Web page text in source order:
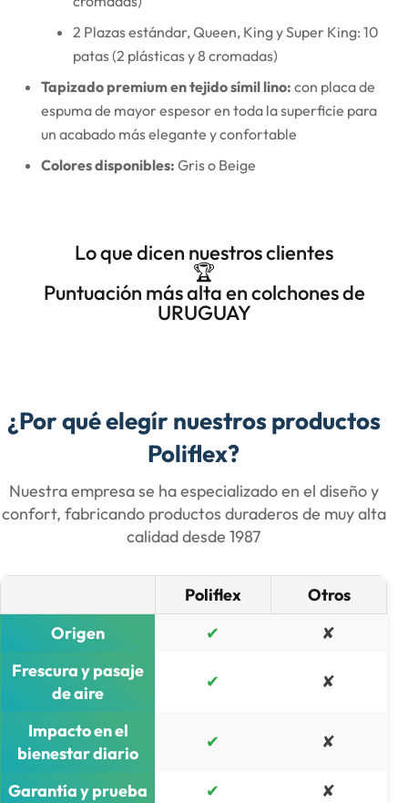
2 Plazas estándar, Queen, King y Super King: 10
patas (2 plásticas y 8 cromadas)
Tapizado premium en tejido símil lino: con placa de
espuma de mayor espesor en toda la superficie para
un acabado más elegante y confortable
Colores disponibles: Gris o Beige
Lo que dicen nuestros clientes
🏆
Puntuación más alta en colchones de
URUGUAY
¿Por qué elegír nuestros productos
Poliflex?
Nuestra empresa se ha especializado en el diseño y
confort, fabricando productos duraderos de muy alta
calidad desde 1987​
Poliflex
Otros
Origen
✔
✘
Frescura y pasaje
de aire
✔ ✘
Impacto en el
bienestar diario
✔ ✘
Garantía y prueba ✔
✘